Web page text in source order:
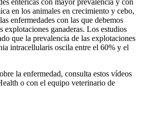
en los animales en crecimiento y cebo,
enfermedades con las que debemos
explotaciones ganaderas. Los estudios
que la prevalencia de las explotaciones
intracellularis oscila entre el 60% y el
la enfermedad, consulta estos vídeos
o con el equipo veterinario de